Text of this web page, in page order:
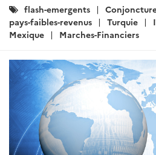
Catégories
:
flash-emergents
pays-faibles-revenus
Turquie
Mexique
Marches-Financiers